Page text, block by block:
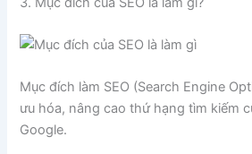
Mục đích làm SEO (Search Engine
ưu hóa, nâng cao thứ hạng tìm kiếm
Google.